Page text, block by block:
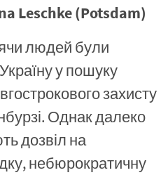
Leschke (Potsdam)
людей були
у пошуку
захисту
Однак далеко
дозвіл на
небюрократичну